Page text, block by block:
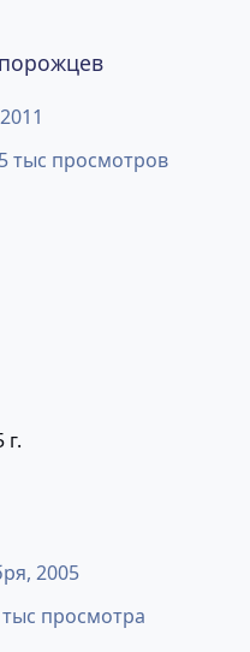
тыс просмотров
г.
2005
просмотра